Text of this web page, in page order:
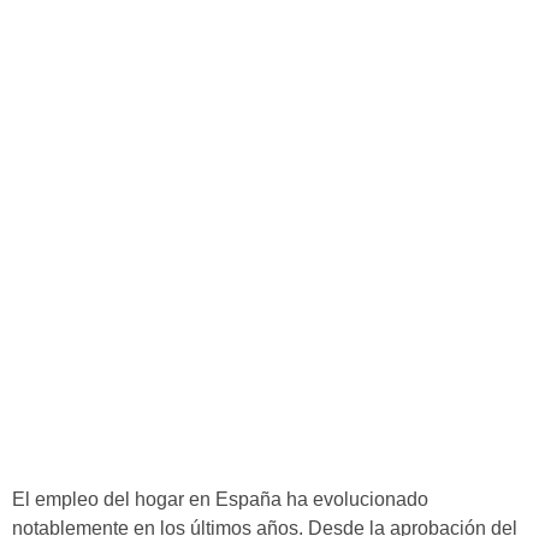
El empleo del hogar en España ha evolucionado
notablemente en los últimos años. Desde la aprobación del